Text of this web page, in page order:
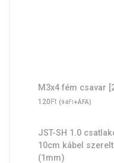
M3x4 fém csavar
120Ft (94Ft+ÁFA)
JST-SH 1.0
10cm kábel
(1mm)